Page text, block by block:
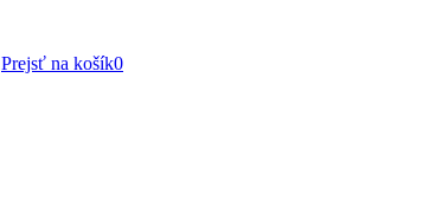
Prejsť na košík0